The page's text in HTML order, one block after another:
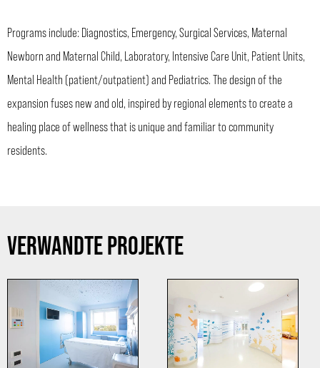
Programs include: Diagnostics, Emergency, Surgical Services, Maternal
Newborn and Maternal Child, Laboratory, Intensive Care Unit, Patient Units,
Mental Health (patient/outpatient) and Pediatrics. The design of the
expansion fuses new and old, inspired by regional elements to create a
healing place of wellness that is unique and familiar to community
residents.
VERWANDTE PROJEKTE